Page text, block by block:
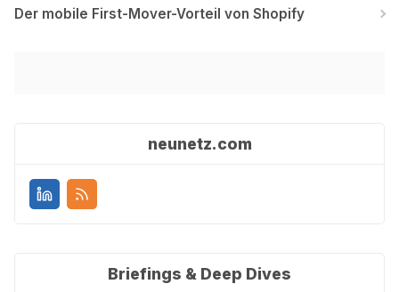
Der mobile First-Mover-Vorteil von Shopify
neunetz.com
Briefings & Deep Dives